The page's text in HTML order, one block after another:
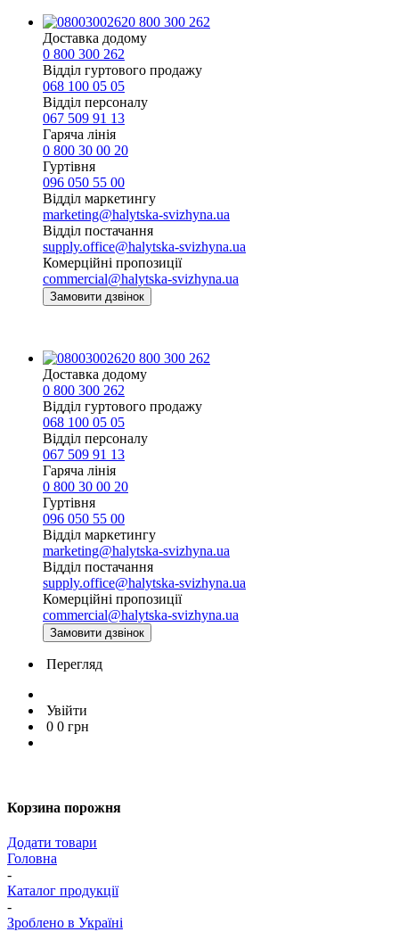
0 800 300 262
Доставка додому
0 800 300 262
Відділ гуртового продажу
068 100 05 05​
Відділ персоналу
067 509 91 13
Гаряча лінія
0 800 30 00 20
Гуртівня
096 050 55 00
Відділ маркетингу
marketing@halytska-svizhyna.ua
Відділ постачання
supply.office@halytska-svizhyna.ua
Комерційні пропозиції
commercial@halytska-svizhyna.ua
Замовити дзвінок
0 800 300 262
Доставка додому
0 800 300 262
Відділ гуртового продажу
068 100 05 05​
Відділ персоналу
067 509 91 13
Гаряча лінія
0 800 30 00 20
Гуртівня
096 050 55 00
Відділ маркетингу
marketing@halytska-svizhyna.ua
Відділ постачання
supply.office@halytska-svizhyna.ua
Комерційні пропозиції
commercial@halytska-svizhyna.ua
Замовити дзвінок
Перегляд
Увійти
0 0 грн
Корзина порожня
Додати товари
Головна
-
Каталог продукції
-
Зроблено в Україні